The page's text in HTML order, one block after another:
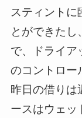
スティントに
とができた
で、ドライア
のコントロー
昨日の借りは
ースはウェッ